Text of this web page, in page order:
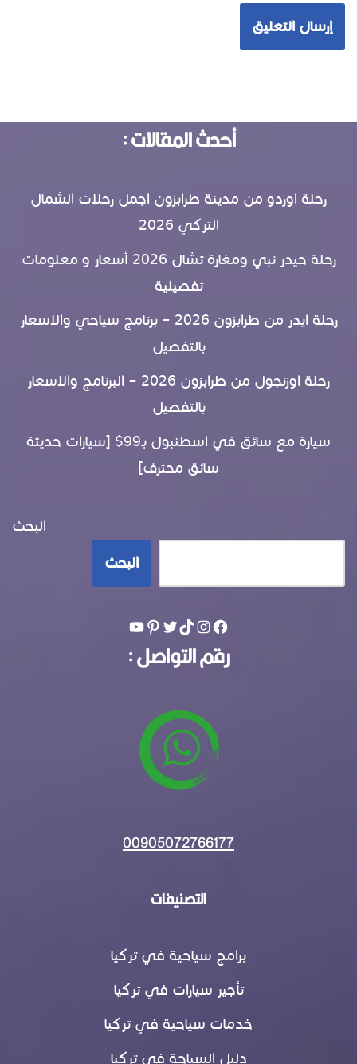
أحدث المقالات :
رحلة اوردو من مدينة طرابزون اجمل رحلات الشمال
التركي 2026
رحلة حيدر نبي ومغارة تشال 2026 أسعار و معلومات
تفصيلية
رحلة ايدر من طرابزون 2026 – برنامج سياحي والاسعار
بالتفصيل
رحلة اوزنجول من طرابزون 2026 – البرنامج والاسعار
بالتفصيل
سيارة مع سائق في اسطنبول بـ99$ [سيارات حديثة
سائق محترف]
البحث
البحث
رقم التواصل :
00905072766177
التصنيفات
برامج سياحية في تركيا
تأجير سيارات في تركيا
خدمات سياحية في تركيا
دليل السياحة في تركيا